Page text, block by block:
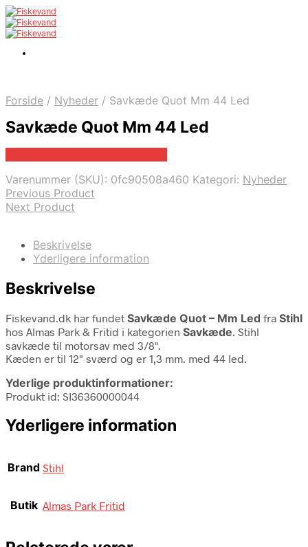
Forside / Nyheder / Savkæde Quot Mm 44 Led
Savkæde Quot Mm 44 Led
Varenummer (SKU): 0fc90508a460 Kategori: Nyheder
Previous Product
Next Product
Beskrivelse
Yderligere information
Beskrivelse
Fiskevand.dk har fundet Savkæde Quot – Mm Led fra Stihl
hos Almas Park & Fritid i kategorien Savkæde. Stihl
savkæde til motorsav med 3/8".
Kæden er til 12" sværd og er 1,3 mm. med 44 led.
Yderlige produktinformationer:
Produkt id: SI36360000044
Yderligere information
Brand Stihl
Butik Almas Park Fritid